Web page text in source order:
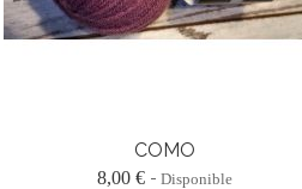
COMO
8,00 € Disponible